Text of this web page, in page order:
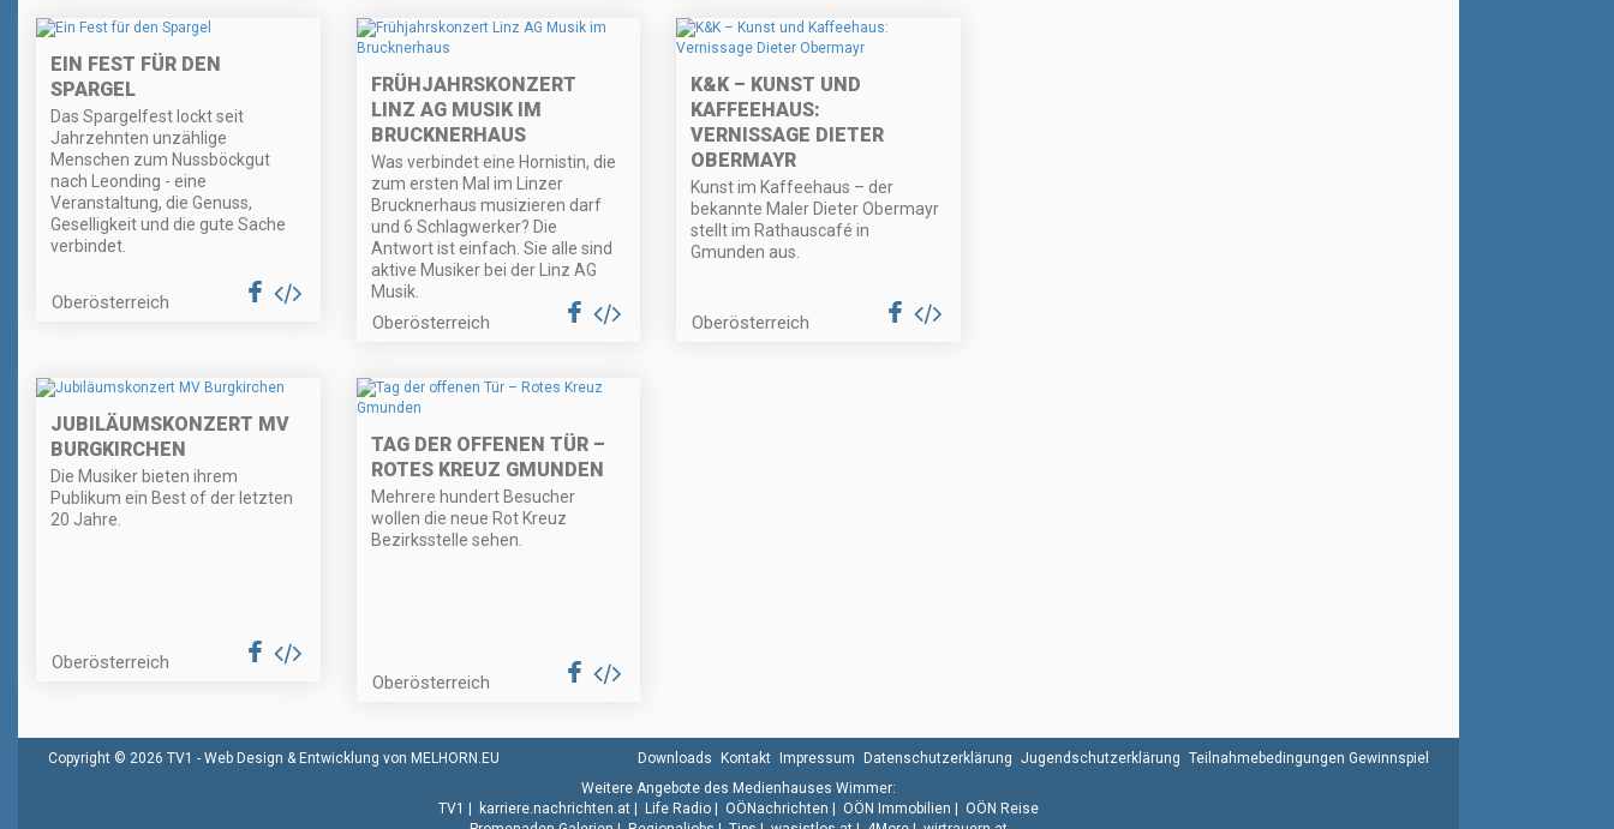
EIN FEST FÜR DEN
SPARGEL
Das Spargelfest lockt seit
Jahrzehnten unzählige
Menschen zum Nussböckgut
nach Leonding - eine
Veranstaltung, die Genuss,
Geselligkeit und die gute Sache
verbindet.
Oberösterreich
FRÜHJAHRSKONZERT
LINZ AG MUSIK IM
BRUCKNERHAUS
Was verbindet eine Hornistin, die
zum ersten Mal im Linzer
Brucknerhaus musizieren darf
und 6 Schlagwerker? Die
Antwort ist einfach. Sie alle sind
aktive Musiker bei der Linz AG
Musik.
Oberösterreich
K&K – KUNST UND
KAFFEEHAUS:
VERNISSAGE DIETER
OBERMAYR
Kunst im Kaffeehaus – der
bekannte Maler Dieter Obermayr
stellt im Rathauscafé in
Gmunden aus.
Oberösterreich
JUBILÄUMSKONZERT MV
BURGKIRCHEN
Die Musiker bieten ihrem
Publikum ein Best of der letzten
20 Jahre.
Oberösterreich
TAG DER OFFENEN TÜR –
ROTES KREUZ GMUNDEN
Mehrere hundert Besucher
wollen die neue Rot Kreuz
Bezirksstelle sehen.
Oberösterreich
Copyright © 2026 TV1 - Web Design & Entwicklung von MELHORN.EU Downloads Kontakt Impressum Datenschutzerklärung Jugendschutzerklärung Teilnahmebedingungen Gewinnspiel
Weitere Angebote des Medienhauses Wimmer:
TV1 | karriere.nachrichten.at | Life Radio | OÖNachrichten | OÖN Immobilien | OÖN Reise